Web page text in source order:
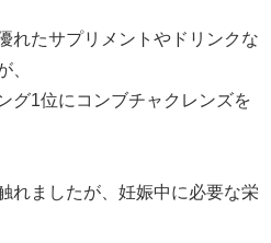
れたサプリメントやドリンクな
、
グ1位にコンブチャクレンズを
れましたが、妊娠中に必要な栄